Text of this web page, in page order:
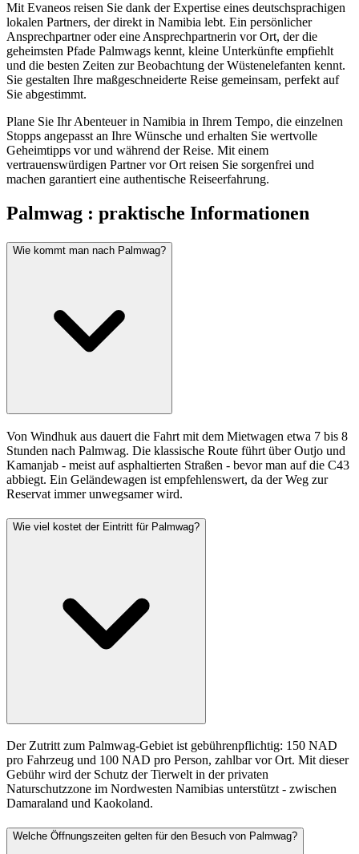
Mit Evaneos reisen Sie dank der Expertise eines deutschsprachigen
lokalen Partners, der direkt in Namibia lebt. Ein persönlicher
Ansprechpartner oder eine Ansprechpartnerin vor Ort, der die
geheimsten Pfade Palmwags kennt, kleine Unterkünfte empfiehlt
und die besten Zeiten zur Beobachtung der Wüstenelefanten kennt.
Sie gestalten Ihre maßgeschneiderte Reise gemeinsam, perfekt auf
Sie abgestimmt.
Plane Sie Ihr Abenteuer in Namibia in Ihrem Tempo, die einzelnen
Stopps angepasst an Ihre Wünsche und erhalten Sie wertvolle
Geheimtipps vor und während der Reise. Mit einem
vertrauenswürdigen Partner vor Ort reisen Sie sorgenfrei und
machen garantiert eine authentische Reiseerfahrung.
Palmwag : praktische Informationen
Wie kommt man nach Palmwag?
Von Windhuk aus dauert die Fahrt mit dem Mietwagen etwa 7 bis 8
Stunden nach Palmwag. Die klassische Route führt über Outjo und
Kamanjab - meist auf asphaltierten Straßen - bevor man auf die C43
abbiegt. Ein Geländewagen ist empfehlenswert, da der Weg zur
Reservat immer unwegsamer wird.
Wie viel kostet der Eintritt für Palmwag?
Der Zutritt zum Palmwag-Gebiet ist gebührenpflichtig: 150 NAD
pro Fahrzeug und 100 NAD pro Person, zahlbar vor Ort. Mit dieser
Gebühr wird der Schutz der Tierwelt in der privaten
Naturschutzzone im Nordwesten Namibias unterstützt - zwischen
Damaraland und Kaokoland.
Welche Öffnungszeiten gelten für den Besuch von Palmwag?